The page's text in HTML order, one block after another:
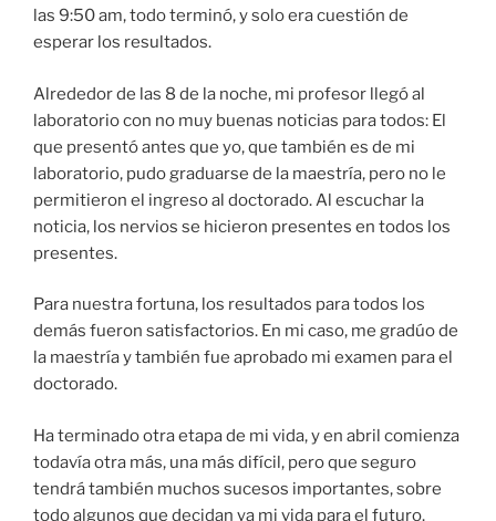
las 9:50 am, todo terminó, y solo era cuestión de
esperar los resultados.
Alrededor de las 8 de la noche, mi profesor llegó al
laboratorio con no muy buenas noticias para todos: El
que presentó antes que yo, que también es de mi
laboratorio, pudo graduarse de la maestría, pero no le
permitieron el ingreso al doctorado. Al escuchar la
noticia, los nervios se hicieron presentes en todos los
presentes.
Para nuestra fortuna, los resultados para todos los
demás fueron satisfactorios. En mi caso, me gradúo de
la maestría y también fue aprobado mi examen para el
doctorado.
Ha terminado otra etapa de mi vida, y en abril comienza
todavía otra más, una más difícil, pero que seguro
tendrá también muchos sucesos importantes, sobre
todo algunos que decidan ya mi vida para el futuro.